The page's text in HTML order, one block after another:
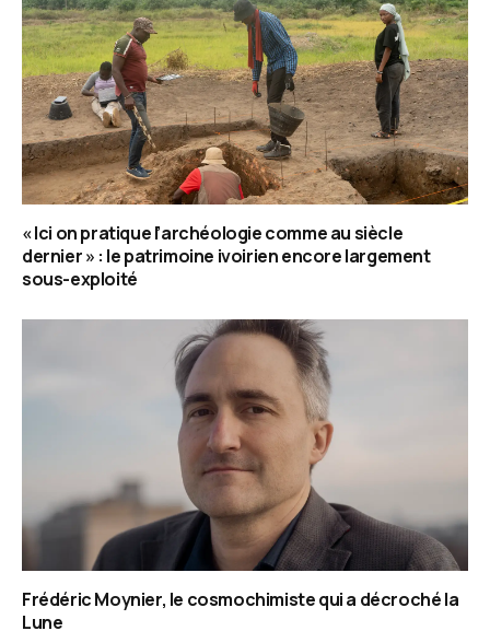
« Ici on pratique l’archéologie comme au siècle
dernier » : le patrimoine ivoirien encore largement
sous-exploité
Frédéric Moynier, le cosmochimiste qui a décroché la
Lune